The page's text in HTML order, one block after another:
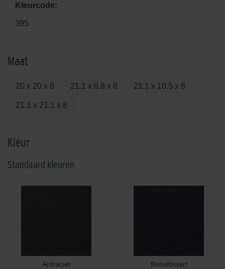
Kleurcode:
395
Maat
20 x 20 x 8 21.1 x 6.8 x 8 21.1 x 10.5 x 8
21.1 x 21.1 x 8
Kleur
Standaard kleuren
Antraciet Basaltzwart